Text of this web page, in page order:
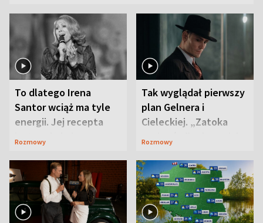
To dlatego Irena
Santor wciąż ma tyle
energii. Jej recepta
jest zaskakująco
Rozmowy
Tak wyglądał pierwszy
plan Gelnera i
Cieleckiej. „Zatoka
szpiegów” od razu ich
Rozmowy